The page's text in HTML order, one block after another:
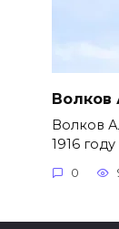
Волков
Волков
1916
0